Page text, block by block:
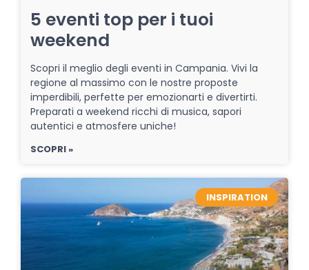
5 eventi top per i tuoi
weekend
Scopri il meglio degli eventi in Campania. Vivi la
regione al massimo con le nostre proposte
imperdibili, perfette per emozionarti e divertirti.
Preparati a weekend ricchi di musica, sapori
autentici e atmosfere uniche!
SCOPRI »
INSPIRATION